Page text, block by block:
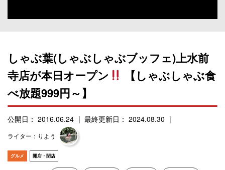
しゃぶ葉(しゃぶしゃぶブッフェ)上水前
寺店が本日オープン
【しゃぶしゃぶ食
べ放題999円～】
公開日： 2016.06.24 最終更新日： 2024.08.30
ライター：りよう
グルメ 開店・閉店